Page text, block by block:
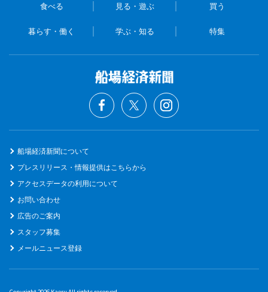
食べる 見る・遊ぶ 買う
暮らす・働く 学ぶ・知る 特集
船場経済新聞について
プレスリリース・情報提供はこちらから
アクセスデータの利用について
お問い合わせ
広告のご案内
スタッフ募集
メールニュース登録